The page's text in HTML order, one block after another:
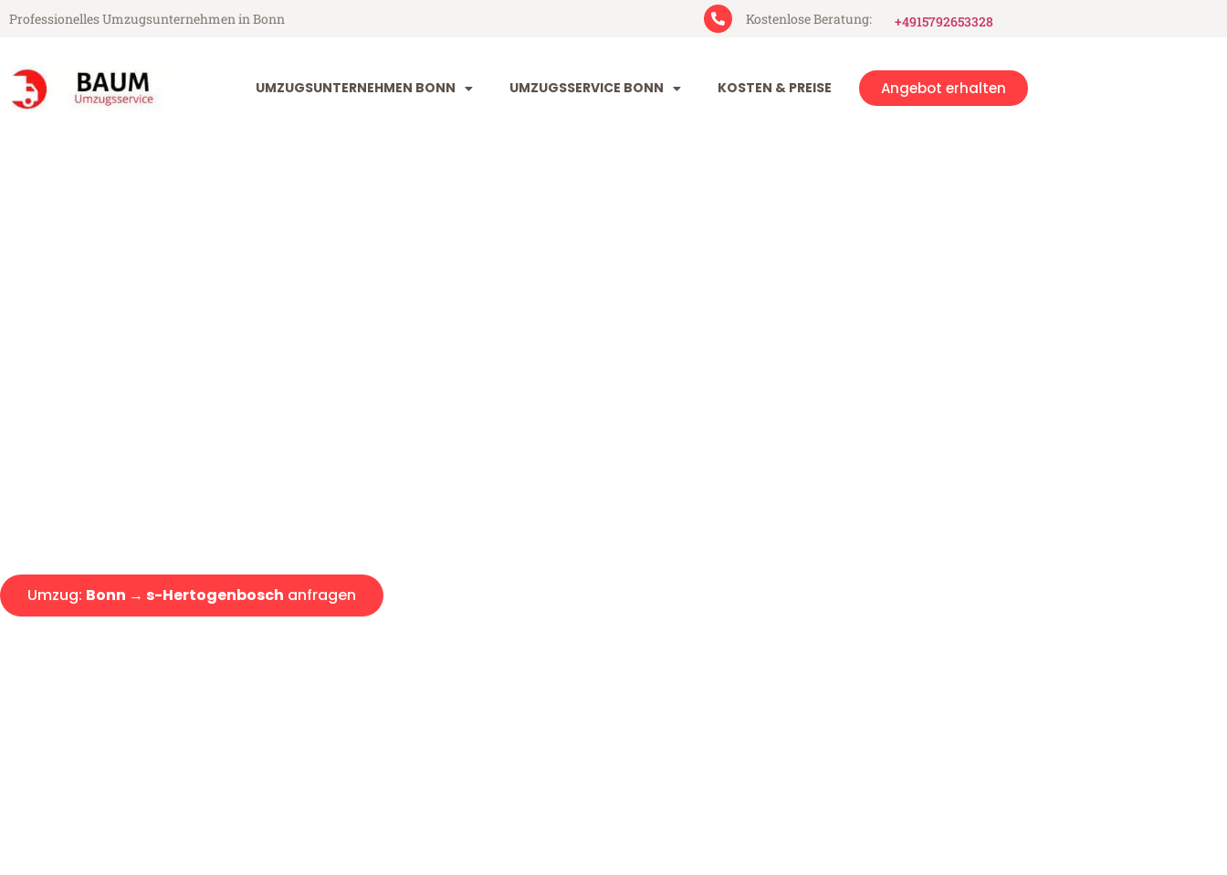
Professionelles Umzugsunternehmen in Bonn Kostenlose Beratung: +4915792653328
UMZUGSUNTERNEHMEN BONN UMZUGSSERVICE BONN KOSTEN & PREISE Angebot erhalten
Umzug: Bonn → s-Hertogenbosch anfragen